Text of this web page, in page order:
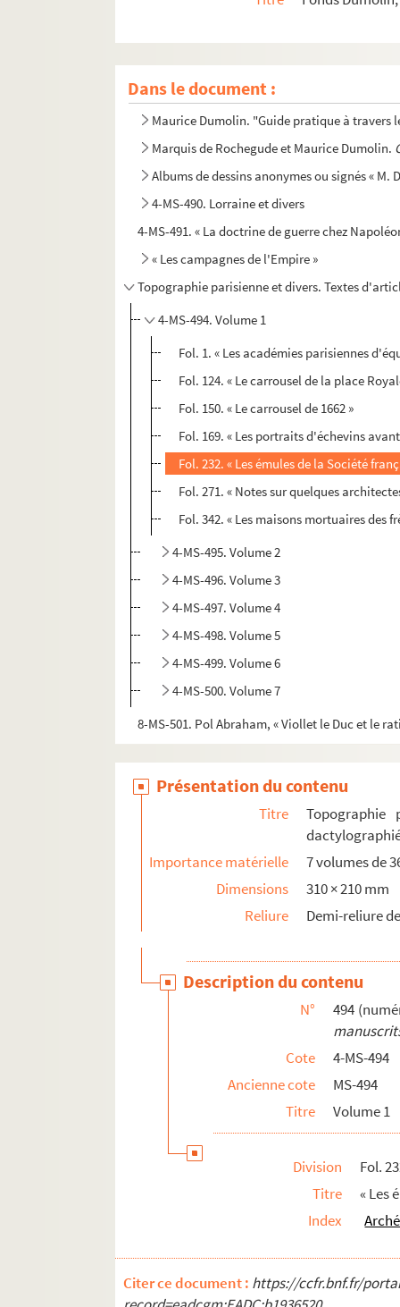
Dans le document :
Maurice Dumolin. "Guide pratique à travers
Marquis de Rochegude et Maurice Dumolin.
Albums de dessins anonymes ou signés «
4-MS-490. Lorraine et divers
4-MS-491. « La doctrine de guerre chez
« Les campagnes de l'Empire »
Topographie parisienne et divers. Textes
4-MS-494. Volume 1
Fol. 1. « Les académies parisiennes
Fol. 124. « Le carrousel de la place
Fol. 150. « Le carrousel de 1662 »
Fol. 169. « Les portraits d'échevins
Fol. 232. « Les émules de la Société
Fol. 271. « Notes sur quelques
Fol. 342. « Les maisons mortuaires des
4-MS-495. Volume 2
4-MS-496. Volume 3
4-MS-497. Volume 4
4-MS-498. Volume 5
4-MS-499. Volume 6
4-MS-500. Volume 7
8-MS-501. Pol Abraham, « Viollet le Duc et le
Présentation du contenu
Titre
Topographie
Importance matérielle
7 volumes de
Dimensions
310 × 210 mm
Reliure
Demi-reliure
Description du contenu
N°
494
Cote
4-MS-494
Ancienne cote
MS-494
Titre
Volume 1
Division
Fol.
Titre
« Les
Index
Citer ce document : https://ccfr.bnf.fr/